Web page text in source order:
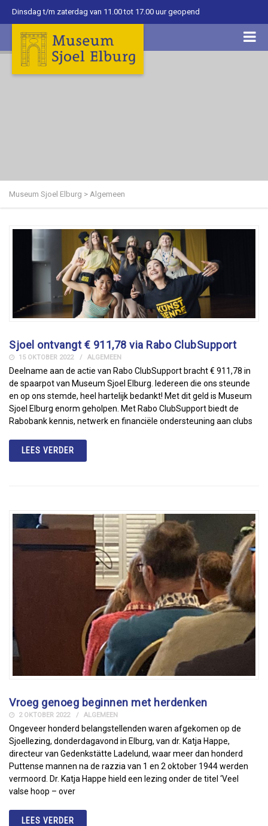
Dinsdag t/m zaterdag van 11.00 tot 17.00 uur geopend
Museum Sjoel Elburg > Algemeen
Sjoel ontvangt € 911,78 via Rabo ClubSupport
15 OKTOBER 2022 ALGEMEEN
Deelname aan de actie van Rabo ClubSupport bracht € 911,78 in
de spaarpot van Museum Sjoel Elburg. Iedereen die ons steunde
en op ons stemde, heel hartelijk bedankt! Met dit geld is Museum
Sjoel Elburg enorm geholpen. Met Rabo ClubSupport biedt de
Rabobank kennis, netwerk en financiële ondersteuning aan clubs
LEES VERDER
Vroeg genoeg beginnen met herdenken
2 OKTOBER 2022 ALGEMEEN
Ongeveer honderd belangstellenden waren afgekomen op de
Sjoellezing, donderdagavond in Elburg, van dr. Katja Happe,
directeur van Gedenkstätte Ladelund, waar meer dan honderd
Puttense mannen na de razzia van 1 en 2 oktober 1944 werden
vermoord. Dr. Katja Happe hield een lezing onder de titel ‘Veel
valse hoop – over
LEES VERDER